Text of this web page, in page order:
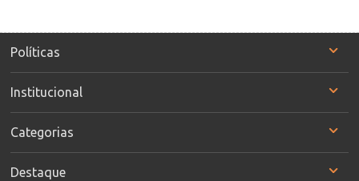
Políticas
Institucional
Categorias
Destaque